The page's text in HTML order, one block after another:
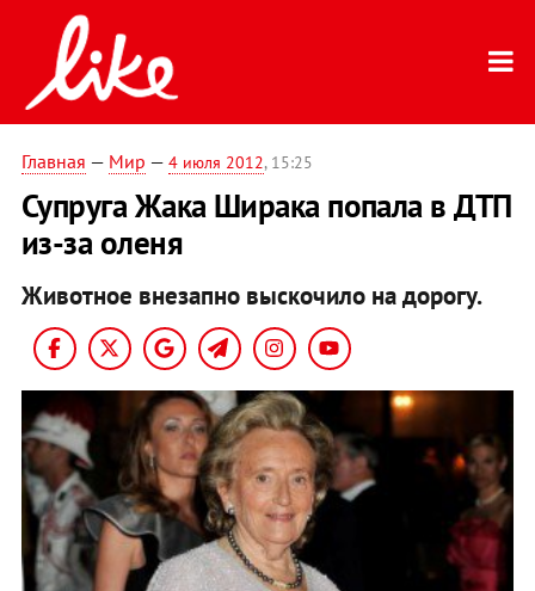
Главная — Мир — 4 июля 2012, 15:25
Супруга Жака Ширака попала в ДТП
из-за оленя
Животное внезапно выскочило на дорогу.